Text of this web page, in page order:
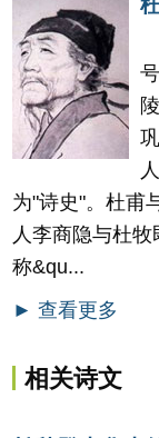
为"诗史"。杜甫
人李商隐与杜
称&qu...
► 查看更多
相关诗文